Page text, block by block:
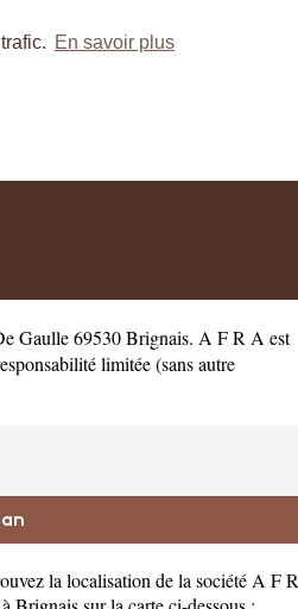
En savoir plus
Gaulle 69530 Brignais. A F R A est
limitée (sans autre
la localisation de la société A F R